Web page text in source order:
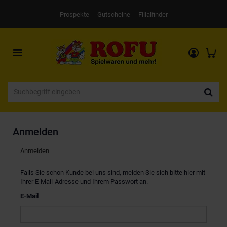
Prospekte Gutscheine Filialfinder
Toggle
navigation
Anmelden
Anmelden
Falls Sie schon Kunde bei uns sind, melden Sie sich bitte hier mit
Ihrer E-Mail-Adresse und Ihrem Passwort an.
E-Mail